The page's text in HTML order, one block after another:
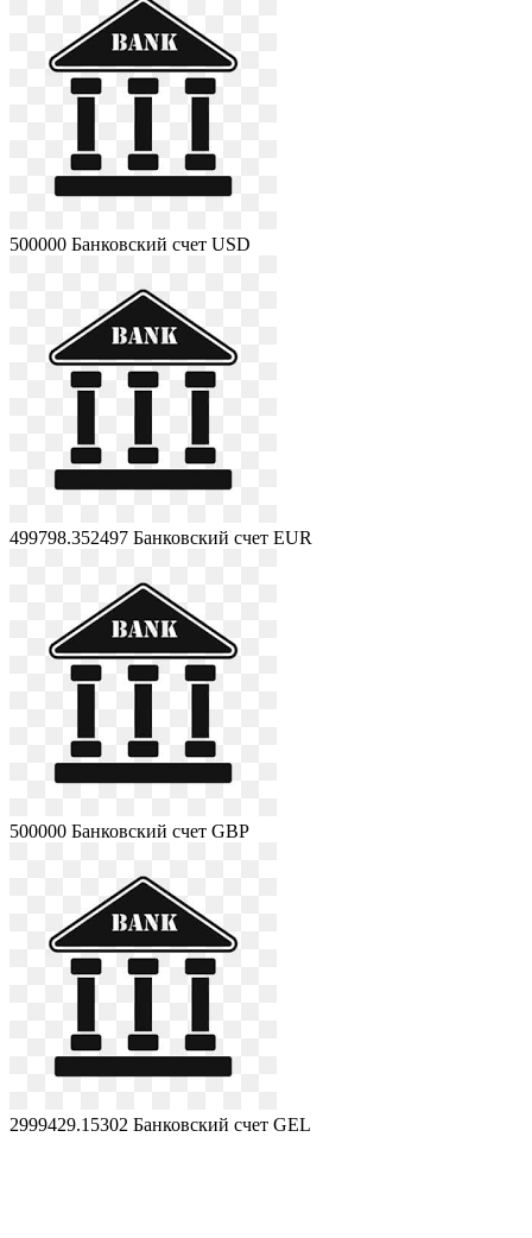
500000 Банковский счет USD
499798.352497 Банковский счет EUR
500000 Банковский счет GBP
2999429.15302 Банковский счет GEL